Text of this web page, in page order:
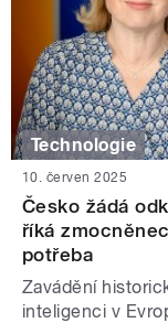
Technologie
10. červen 2025
Česko žádá
říká
potřeba
Zavádění
inteligenci v